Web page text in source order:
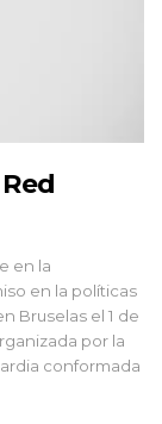
en la
en la políticas
Bruselas el 1 de
por la
conformada